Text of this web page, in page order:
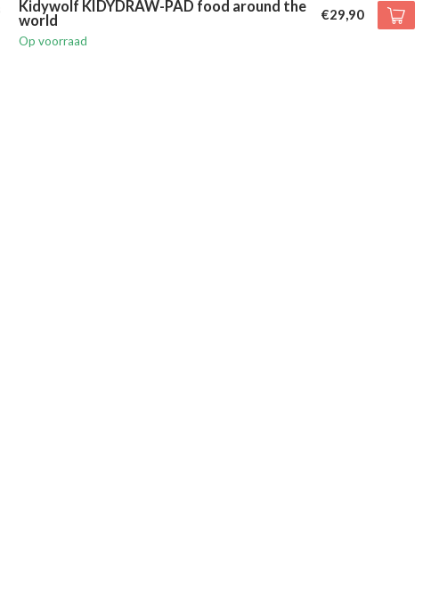
Kidywolf KIDYDRAW-PAD food around the
world
Op voorraad
€29,90